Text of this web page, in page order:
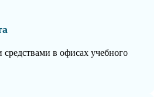
в офисах учебного